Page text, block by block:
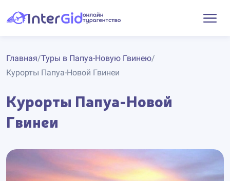
Главная/Туры в Папуа-Новую Гвинею/
Курорты Папуа-Новой Гвинеи
Курорты Папуа-Новой
Гвинеи